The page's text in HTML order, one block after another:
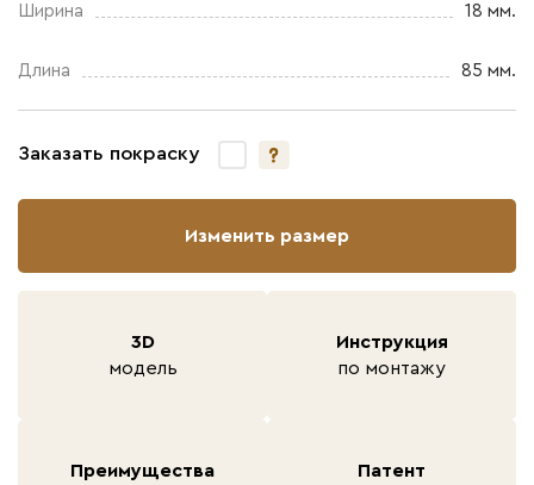
Ширина 18 мм.
Длина 85 мм.
Заказать покраску
Изменить размер
3D
модель
Инструкция
по монтажу
Преимущества
Патент